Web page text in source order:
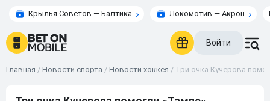
Крылья Советов — Балтика Локомотив — Акрон
Войти
Главная / Новости спорта / Новости хоккея / Три очка Кучерова